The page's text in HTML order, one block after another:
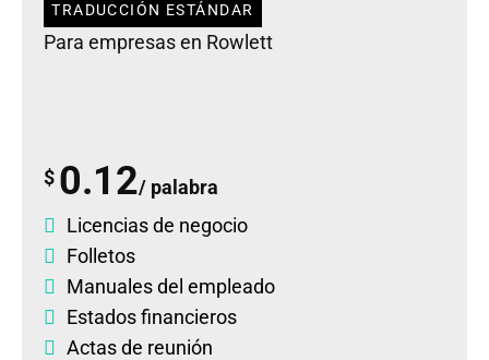
TRADUCCIÓN ESTÁNDAR
Para empresas en Rowlett
$ 0.12/ palabra
Licencias de negocio
Folletos
Manuales del empleado
Estados financieros
Actas de reunión